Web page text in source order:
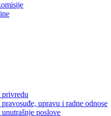
naroda